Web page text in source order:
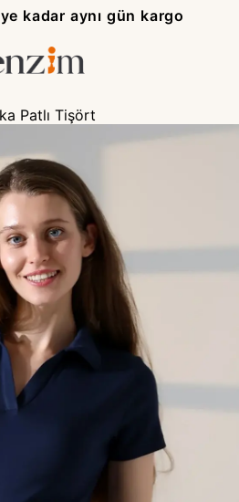
— Nakit veya Kredi Kartı
Patlı Tişört